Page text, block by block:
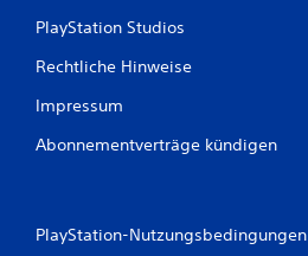
PlayStation Studios
Rechtliche Hinweise
Impressum
Abonnementverträge kündigen
PlayStation-Nutzungsbedingungen